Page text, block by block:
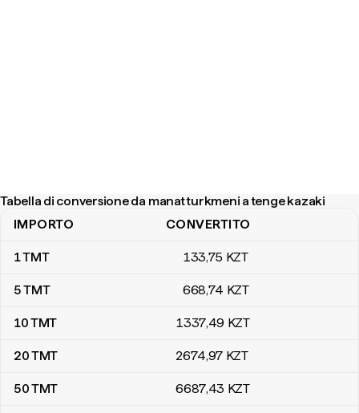
Tabella di conversione da manat turkmeni a tenge kazaki
Tabella di conversione da manat turkmeni a tenge kazaki
IMPORTO CONVERTITO
1TMT 133,75 KZT
5TMT 668,74 KZT
10TMT 1337,49 KZT
20TMT 2674,97 KZT
50TMT 6687,43 KZT